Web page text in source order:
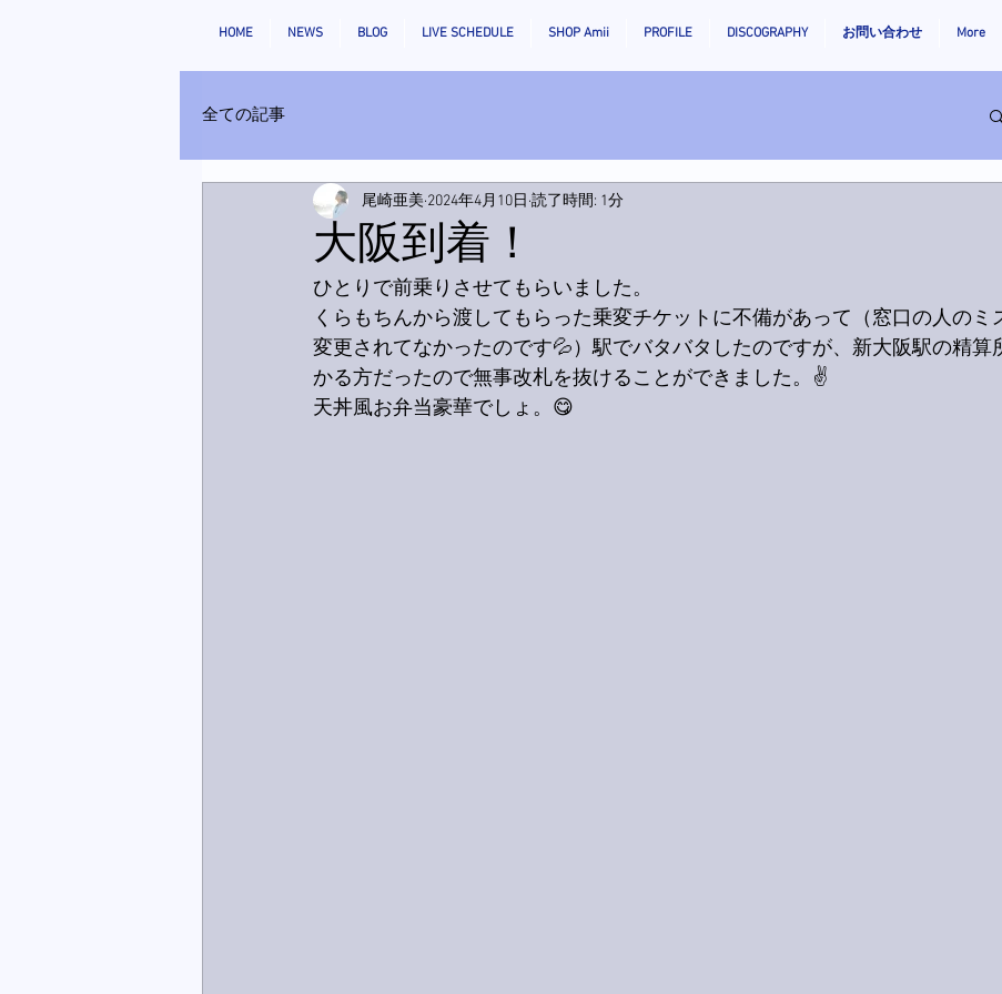
HOME NEWS BLOG LIVE SCHEDULE SHOP Amii PROFILE DISCOGRAPHY お問い合わせ More
全ての記事
大阪到着！
尾崎亜美 2024年4月10日 読了時間: 1分
ひとりで前乗りさせてもらいました。
くらもちんから渡してもらった乗変チケットに不備があって（窓口の人のミ
変更されてなかったのです💦）駅でバタバタしたのですが、新大阪駅の精算
かる方だったので無事改札を抜けることができました。✌️
天丼風お弁当豪華でしょ。😋